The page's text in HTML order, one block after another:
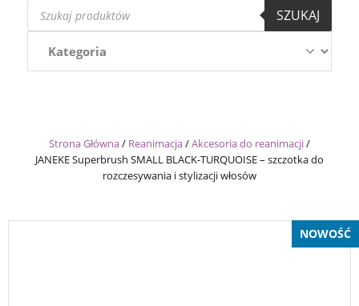
Wyszukiwarka
produktów
SZUKAJ
Strona Główna/ Reanimacja/Akcesoria do reanimacji/
JANEKE Superbrush SMALL BLACK-TURQUOISE – szczotka do
rozczesywania i stylizacji włosów
NOWOŚĆ